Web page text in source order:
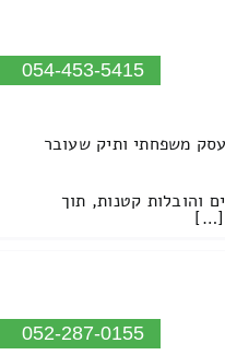
054-453-5415
משפחתי ותיק שעובר
והובלות קטנות, תוך
[…]
052-287-0155